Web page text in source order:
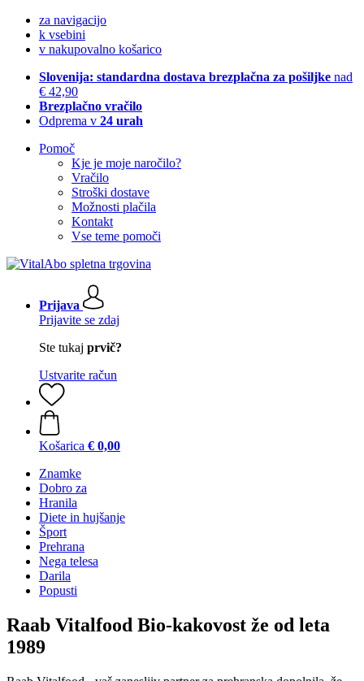
za navigacijo
k vsebini
v nakupovalno košarico
Slovenija: standardna dostava brezplačna za pošiljke nad
€ 42,90
Brezplačno vračilo
Odprema v 24 urah
Pomoč
Kje je moje naročilo?
Vračilo
Stroški dostave
Možnosti plačila
Kontakt
Vse teme pomoči
Prijava
Prijavite se zdaj
Ste tukaj prvič?
Ustvarite račun
Košarica € 0,00
Znamke
Dobro za
Hranila
Diete in hujšanje
Šport
Prehrana
Nega telesa
Darila
Popusti
Raab Vitalfood Bio-kakovost že od leta
1989